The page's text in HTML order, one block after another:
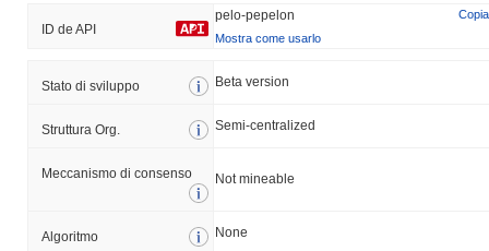
ID de API
pelo-pepelon
Copia
Mostra come usarlo
Stato di sviluppo Beta version
Struttura Org. Semi-centralized
Meccanismo di consenso Not mineable
Algoritmo None